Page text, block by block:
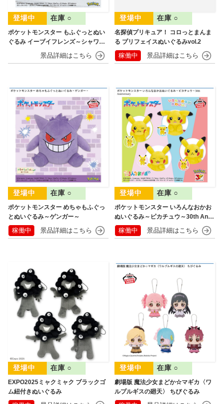
ポケットモンスター もふぐっとぬい
ぐるみ イーブイフレンズ～シャワー
ズ・グレイシア～おひるねver.
在庫 ○
名探偵プリキュア！ コロっとまんま
る プリフェイスぬいぐるみvol.2
在庫 ○
稼働中
ポケットモンスター めちゃもふぐっ
とぬいぐるみ～ゲンガー～
在庫 ○
稼働中
ポケットモンスター いろんなおかお
ぬいぐるみ～ピカチュウ～30th Anni
versary
在庫 ○
稼働中
EXPO2025ミャクミャク ブラックゴ
ム紐付きぬいぐるみ
在庫 ○
劇場版 魔法少女まどか☆マギカ〈ワ
ルプルギスの廻天〉 ちびぐるみ
在庫 ○